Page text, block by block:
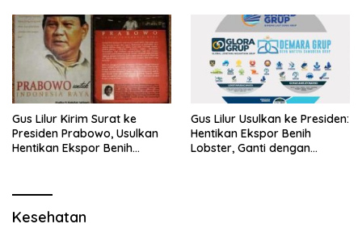
Gus Lilur Kirim Surat ke
Presiden Prabowo, Usulkan
Hentikan Ekspor Benih
Gus Lilur Usulkan ke Presiden:
Hentikan Ekspor Benih
Lobster, Ganti dengan
Kesehatan